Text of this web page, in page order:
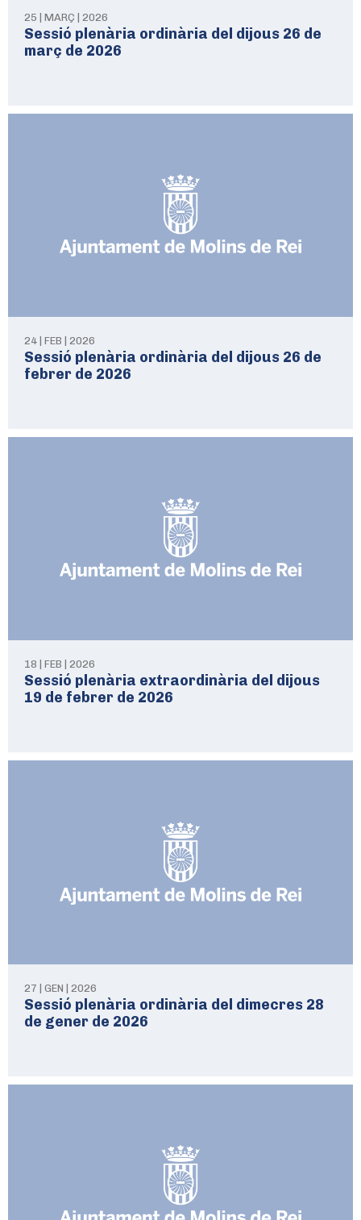
25 | MARÇ | 2026
Sessió plenària ordinària del dijous 26 de
març de 2026
24 | FEB | 2026
Sessió plenària ordinària del dijous 26 de
febrer de 2026
18 | FEB | 2026
Sessió plenària extraordinària del dijous
19 de febrer de 2026
27 | GEN | 2026
Sessió plenària ordinària del dimecres 28
de gener de 2026